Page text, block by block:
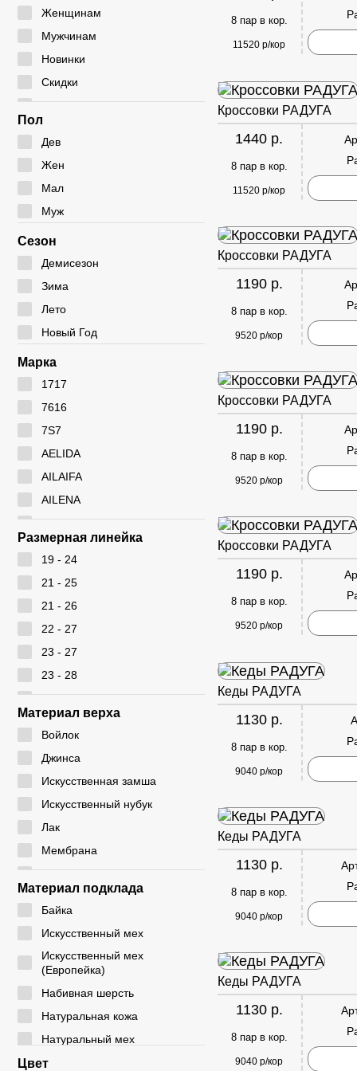
Сандалии
Женщинам
Мужчинам
Новинки
Скидки
Сумки
Пол
Дев
Жен
Мал
Муж
Сезон
Демисезон
Зима
Лето
Новый Год
Марка
1717
7616
7S7
AELIDA
AILAIFA
AILENA
Ameiyida
AOWEI
CM
CYCY
DADA
DICNI
DINO ALBAT
DUOLE
EIE
ELENA
EX-TIM
FAFALA
FASHION
G. ROSE
Размерная линейка
19 - 24
21 - 25
21 - 26
22 - 27
23 - 27
23 - 28
24 - 28
24 - 29
26 - 30
26 - 31
27 - 32
28 - 33
29 - 33
29 - 36
30 - 35
30 - 37
31 - 35
31 - 36
31 - 37
31 - 38
Материал верха
Войлок
Джинса
Искусственная замша
Искусственный нубук
Лак
Мембрана
Натуральная замша
Натуральная кожа
Резина
Резинка
Текстиль
ЭВА
Экокожа
Материал подклада
Байка
Искусственный мех
Искусственный мех
(Европейка)
Набивная шерсть
Натуральная кожа
Натуральный мех
Натуральный мех
Цвет
8 пар в кор.
11520 р/кор
Кроссовки РАДУГА
1440 р.
8 пар в кор.
11520 р/кор
Кроссовки РАДУГА
1190 р.
8 пар в кор.
9520 р/кор
Кроссовки РАДУГА
1190 р.
8 пар в кор.
9520 р/кор
Кроссовки РАДУГА
1190 р.
8 пар в кор.
9520 р/кор
Кеды РАДУГА
1130 р.
8 пар в кор.
9040 р/кор
Кеды РАДУГА
1130 р.
8 пар в кор.
9040 р/кор
Кеды РАДУГА
1130 р.
8 пар в кор.
9040 р/кор